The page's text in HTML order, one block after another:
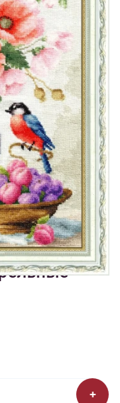
1/7
видео - обзор
незначительно
от разрешения и
при съемке